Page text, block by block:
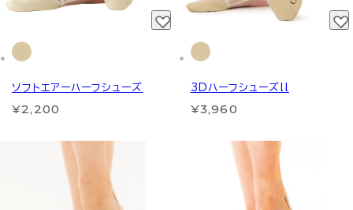
ソフトエアーハーフシューズ
¥2,200
3Dハーフシューズll
¥3,960